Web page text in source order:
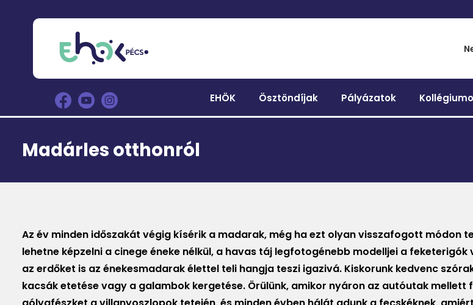
EHÖK Ösztöndíjak Pályázatok
Madárles otthonról
Az év minden időszakát végig kísérik a madarak, még ha ezt olyan visszafogott módon
lehetne képzelni a cinege éneke nélkül, a havas táj legfotogénebb modelljei a
az erdőket is az énekesmadarak élettel teli hangja teszi igazivá. Kiskorunk kedvenc
kacsák etetése vagy a galambok kergetése. Örülünk, amikor nyáron az autóutak mellett